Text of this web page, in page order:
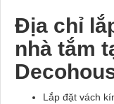
Địa chỉ
nhà tắm
Lắp đặt vách